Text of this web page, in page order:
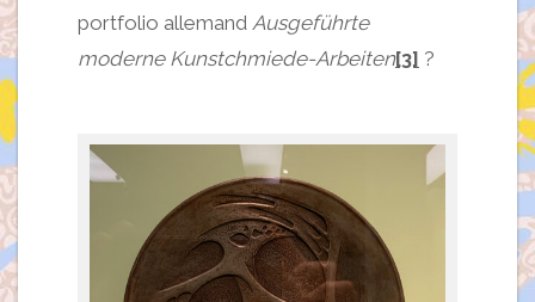
portfolio allemand Ausgeführte
moderne Kunstchmiede-Arbeiten[3] ?